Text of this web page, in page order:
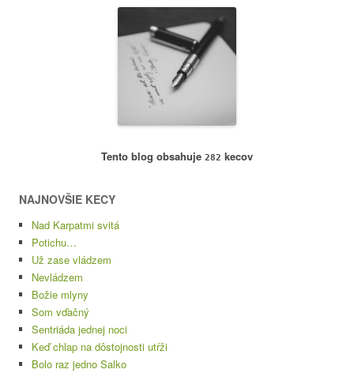
Tento blog obsahuje 282 kecov
NAJNOVŠIE KECY
Nad Karpatmi svitá
Potichu…
Už zase vládzem
Nevládzem
Božie mlyny
Som vďačný
Sentriáda jednej noci
Keď chlap na dôstojnosti utŕži
Bolo raz jedno Salko